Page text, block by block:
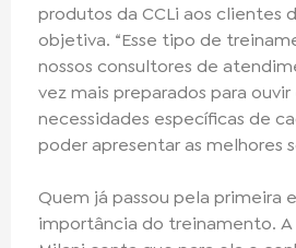
produtos da CCLi aos clientes
objetiva. “Esse tipo de
nossos consultores de
vez mais preparados para
necessidades específicas de
poder apresentar as melhores
Quem já passou pela primeira
importância do treinamento.